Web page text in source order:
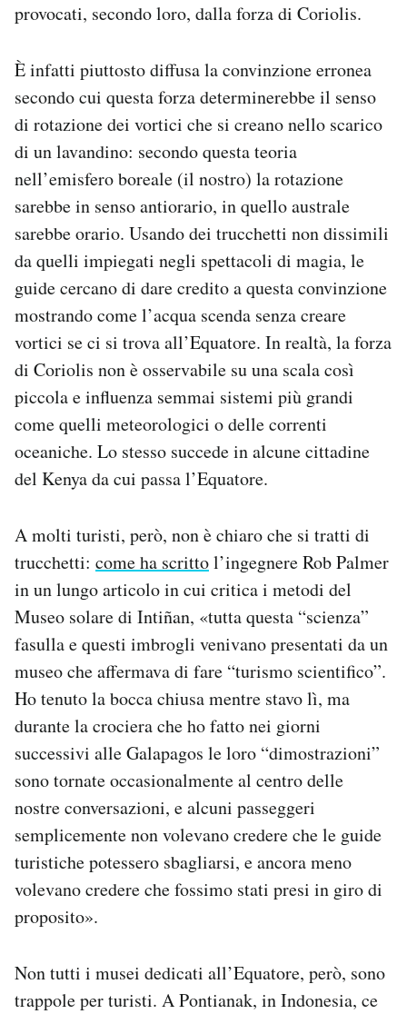
provocati, secondo loro, dalla forza di Coriolis.
È infatti piuttosto diffusa la convinzione erronea
secondo cui questa forza determinerebbe il senso
di rotazione dei vortici che si creano nello scarico
di un lavandino: secondo questa teoria
nell’emisfero boreale (il nostro) la rotazione
sarebbe in senso antiorario, in quello australe
sarebbe orario. Usando dei trucchetti non dissimili
da quelli impiegati negli spettacoli di magia, le
guide cercano di dare credito a questa convinzione
mostrando come l’acqua scenda senza creare
vortici se ci si trova all’Equatore. In realtà, la forza
di Coriolis non è osservabile su una scala così
piccola e influenza semmai sistemi più grandi
come quelli meteorologici o delle correnti
oceaniche. Lo stesso succede in alcune cittadine
del Kenya da cui passa l’Equatore.
A molti turisti, però, non è chiaro che si tratti di
trucchetti: come ha scrittol’ingegnere Rob Palmer
in un lungo articolo in cui critica i metodi del
Museo solare di Intiñan, «tutta questa “scienza”
fasulla e questi imbrogli venivano presentati da un
museo che affermava di fare “turismo scientifico”.
Ho tenuto la bocca chiusa mentre stavo lì, ma
durante la crociera che ho fatto nei giorni
successivi alle Galapagos le loro “dimostrazioni”
sono tornate occasionalmente al centro delle
nostre conversazioni, e alcuni passeggeri
semplicemente non volevano credere che le guide
turistiche potessero sbagliarsi, e ancora meno
volevano credere che fossimo stati presi in giro di
proposito».
Non tutti i musei dedicati all’Equatore, però, sono
trappole per turisti. A Pontianak, in Indonesia, ce